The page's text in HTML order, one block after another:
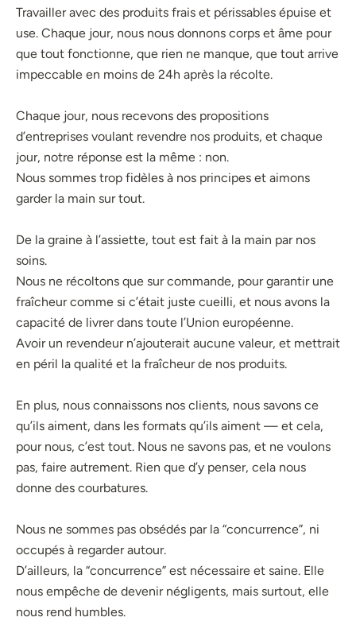
Travailler avec des produits frais et périssables épuise et
use. Chaque jour, nous nous donnons corps et âme pour
que tout fonctionne, que rien ne manque, que tout arrive
impeccable en moins de 24h après la récolte.
Chaque jour, nous recevons des propositions
d’entreprises voulant revendre nos produits, et chaque
jour, notre réponse est la même : non.
Nous sommes trop fidèles à nos principes et aimons
garder la main sur tout.
De la graine à l’assiette, tout est fait à la main par nos
soins.
Nous ne récoltons que sur commande, pour garantir une
fraîcheur comme si c’était juste cueilli, et nous avons la
capacité de livrer dans toute l’Union européenne.
Avoir un revendeur n’ajouterait aucune valeur, et mettrait
en péril la qualité et la fraîcheur de nos produits.
En plus, nous connaissons nos clients, nous savons ce
qu’ils aiment, dans les formats qu’ils aiment — et cela,
pour nous, c’est tout. Nous ne savons pas, et ne voulons
pas, faire autrement. Rien que d’y penser, cela nous
donne des courbatures.
Nous ne sommes pas obsédés par la “concurrence”, ni
occupés à regarder autour.
D’ailleurs, la “concurrence” est nécessaire et saine. Elle
nous empêche de devenir négligents, mais surtout, elle
nous rend humbles.